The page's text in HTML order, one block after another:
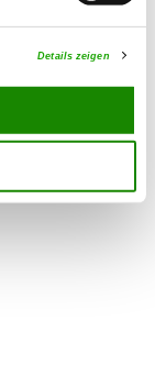
Details zeigen